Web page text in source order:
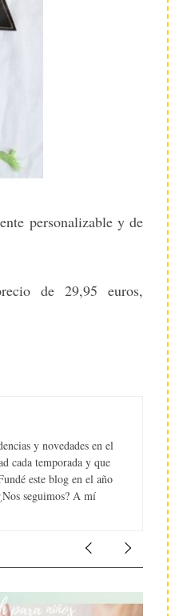
personalizable y de
de 29,95 euros,
y novedades en el
cada temporada y que
este blog en el año
seguimos? A mí